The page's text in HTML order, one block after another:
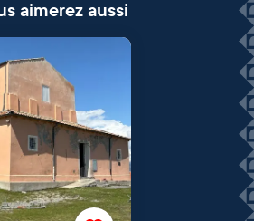
aimerez aussi